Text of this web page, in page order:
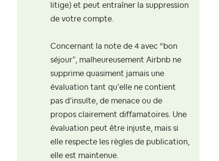
litige) et peut entraîner la suppression
de votre compte.
Concernant la note de 4 avec “bon
séjour”, malheureusement Airbnb ne
supprime quasiment jamais une
évaluation tant qu’elle ne contient
pas d’insulte, de menace ou de
propos clairement diffamatoires. Une
évaluation peut être injuste, mais si
elle respecte les règles de publication,
elle est maintenue.